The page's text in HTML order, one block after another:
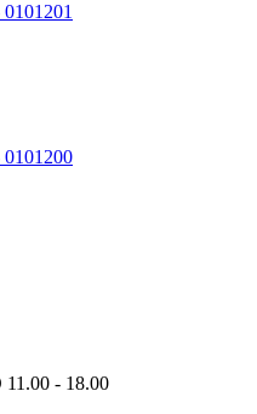
0101201
0101200
- 18.00